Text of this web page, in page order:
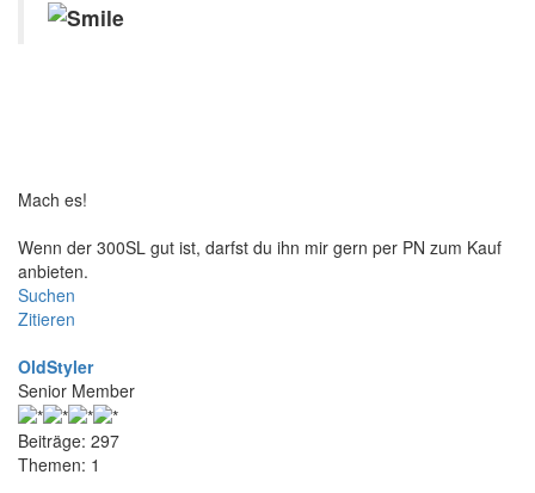
Mach es!
Wenn der 300SL gut ist, darfst du ihn mir gern per PN zum Kauf
anbieten.
Suchen
Zitieren
OldStyler
Senior Member
Beiträge: 297
Themen: 1